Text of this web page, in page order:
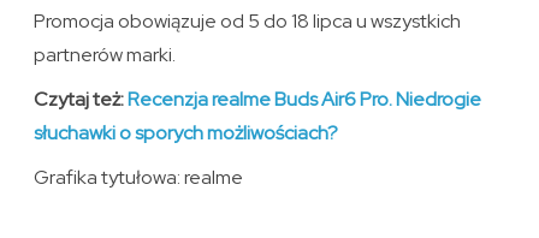
Promocja obowiązuje od 5 do 18 lipca u wszystkich
partnerów marki.
Czytaj też:Recenzja realme Buds Air6 Pro. Niedrogie
słuchawki o sporych możliwościach?
Grafika tytułowa: realme